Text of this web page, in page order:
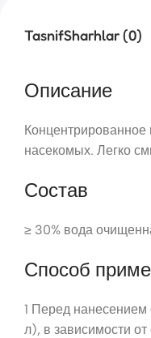
TasnifSharhlar (0)
Описание
Концентрированное
насекомых. Легко
Состав
≥ 30% вода
Способ
1 Перед нанесением
л), в зависимости